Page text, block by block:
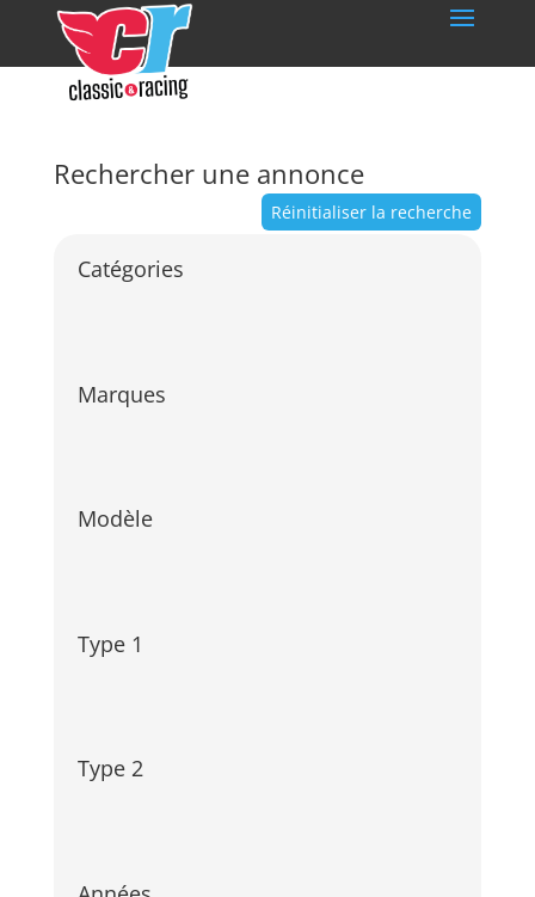
Rechercher une annonce
Réinitialiser la recherche
Catégories
Marques
Modèle
Type 1
Type 2